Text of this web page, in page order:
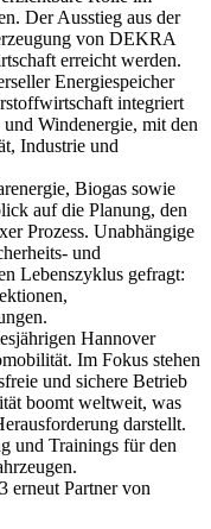
Der Ausstieg aus der
von DEKRA
erreicht werden.
Energiespeicher
integriert
Windenergie, mit den
Industrie und
Biogas sowie
auf die Planung, den
Prozess. Unabhängige
und
Lebenszyklus gefragt:
Hannover
Im Fokus stehen
und sichere Betrieb
boomt weltweit, was
darstellt.
und Trainings für den
erneut Partner von